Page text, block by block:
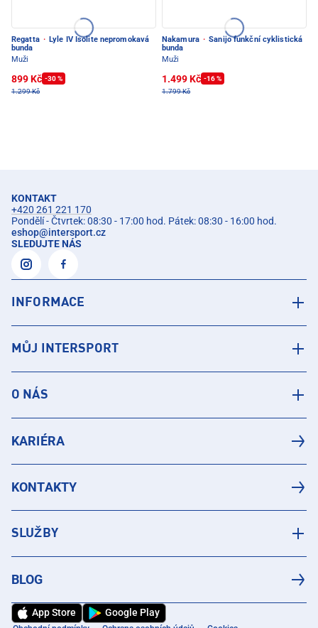
Regatta · Lyle IV Isolite nepromokavá
bunda
Muži
899 Kč -30 %
1.299 Kč
Nakamura · Sanijo funkční cyklistická
bunda
Muži
1.499 Kč -16 %
1.799 Kč
KONTAKT
+420 261 221 170
Pondělí - Čtvrtek: 08:30 - 17:00 hod. Pátek: 08:30 - 16:00 hod.
eshop@intersport.cz
SLEDUJTE NÁS
INFORMACE
MŮJ INTERSPORT
O NÁS
KARIÉRA
KONTAKTY
SLUŽBY
BLOG
App Store Google Play